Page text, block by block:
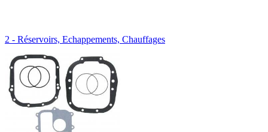
2 - Réservoirs, Echappements, Chauffages